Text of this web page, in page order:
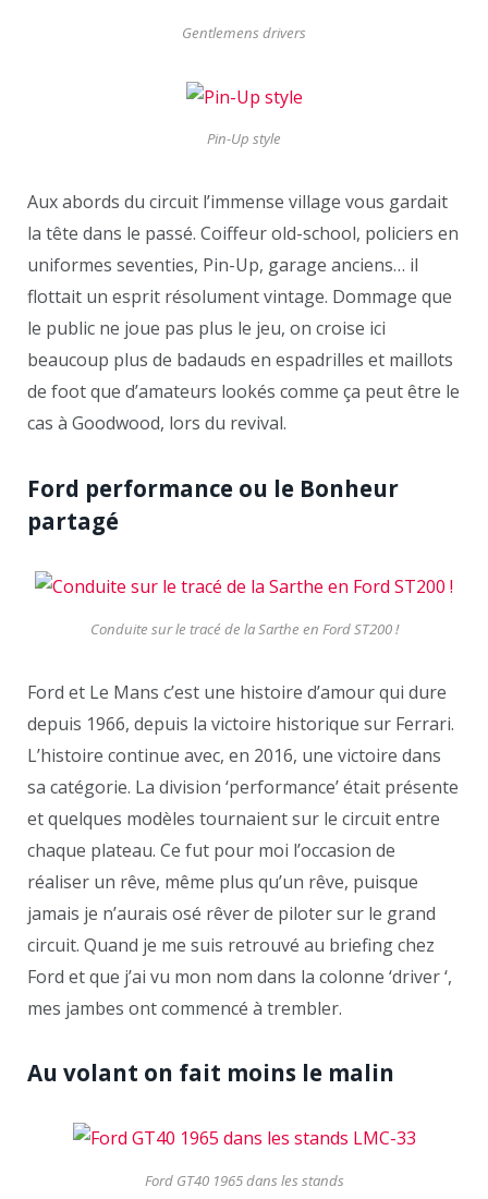
Gentlemens drivers
Pin-Up style
Aux abords du circuit l’immense village vous gardait
la tête dans le passé. Coiffeur old-school, policiers en
uniformes seventies, Pin-Up, garage anciens… il
flottait un esprit résolument vintage. Dommage que
le public ne joue pas plus le jeu, on croise ici
beaucoup plus de badauds en espadrilles et maillots
de foot que d’amateurs lookés comme ça peut être le
cas à Goodwood, lors du revival.
Ford performance ou le Bonheur
partagé
Conduite sur le tracé de la Sarthe en Ford ST200 !
Ford et Le Mans c’est une histoire d’amour qui dure
depuis 1966, depuis la victoire historique sur Ferrari.
L’histoire continue avec, en 2016, une victoire dans
sa catégorie. La division ‘performance’ était présente
et quelques modèles tournaient sur le circuit entre
chaque plateau. Ce fut pour moi l’occasion de
réaliser un rêve, même plus qu’un rêve, puisque
jamais je n’aurais osé rêver de piloter sur le grand
circuit. Quand je me suis retrouvé au briefing chez
Ford et que j’ai vu mon nom dans la colonne ‘driver ‘,
mes jambes ont commencé à trembler.
Au volant on fait moins le malin
Ford GT40 1965 dans les stands